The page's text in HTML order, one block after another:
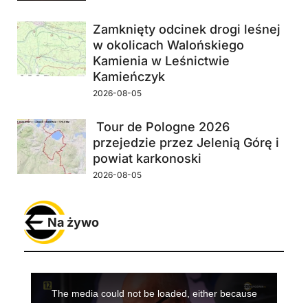
Zamknięty odcinek drogi leśnej
w okolicach Walońskiego
Kamienia w Leśnictwie
Kamieńczyk
2026-08-05
Tour de Pologne 2026
przejedzie przez Jelenią Górę i
powiat karkonoski
2026-08-05
Na żywo